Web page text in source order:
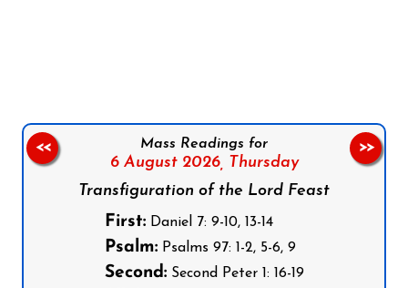
Mass Readings for
6 August 2026, Thursday
Transfiguration of the Lord Feast
First:Daniel 7: 9-10, 13-14
Psalm:Psalms 97: 1-2, 5-6, 9
Second:Second Peter 1: 16-19
<< >>